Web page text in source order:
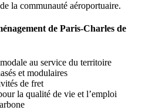
la communauté aéroportuaire.
de Paris-Charles de
au service du territoire
et modulaires
de fret
la qualité de vie et l’emploi